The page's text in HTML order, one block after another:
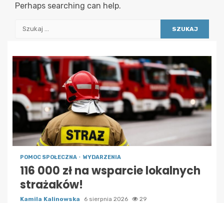
Perhaps searching can help.
Szukaj:
POMOC SPOŁECZNA WYDARZENIA
116 000 zł na wsparcie lokalnych
strażaków!
Kamila Kalinowska 6 sierpnia 2026 29